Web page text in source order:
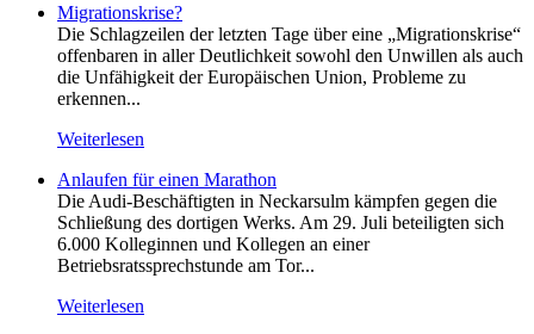
Migrationskrise?
Die Schlagzeilen der letzten Tage über eine „Migrationskrise“
offenbaren in aller Deutlichkeit sowohl den Unwillen als auch
die Unfähigkeit der Europäischen Union, Probleme zu
erkennen...
Weiterlesen
Anlaufen für einen Marathon
Die Audi-Beschäftigten in Neckarsulm kämpfen gegen die
Schließung des dortigen Werks. Am 29. Juli beteiligten sich
6.000 Kolleginnen und Kollegen an einer
Betriebsratssprechstunde am Tor...
Weiterlesen